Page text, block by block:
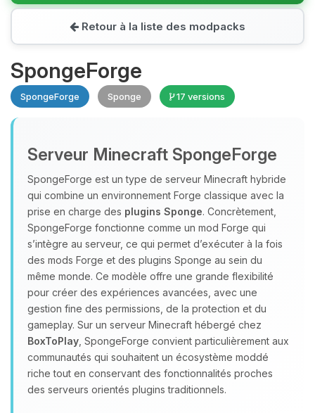
Retour à la liste des modpacks
SpongeForge
SpongeForge Sponge 17 versions
Serveur Minecraft SpongeForge
SpongeForge est un type de serveur Minecraft hybride
qui combine un environnement Forge classique avec la
prise en charge des plugins Sponge. Concrètement,
SpongeForge fonctionne comme un mod Forge qui
s’intègre au serveur, ce qui permet d’exécuter à la fois
des mods Forge et des plugins Sponge au sein du
même monde. Ce modèle offre une grande flexibilité
pour créer des expériences avancées, avec une
gestion fine des permissions, de la protection et du
gameplay. Sur un serveur Minecraft hébergé chez
BoxToPlay , SpongeForge convient particulièrement aux
communautés qui souhaitent un écosystème moddé
riche tout en conservant des fonctionnalités proches
des serveurs orientés plugins traditionnels.
Youpi, enfin quelqu’un pour me
parler ! Moi c’est Choupy, ton petit
assistant BoxToPlay. Dis-moi ce dont
tu as besoin et je vais remuer mes
petits circuits pour t’aider.
07/08/2026 à 22:45